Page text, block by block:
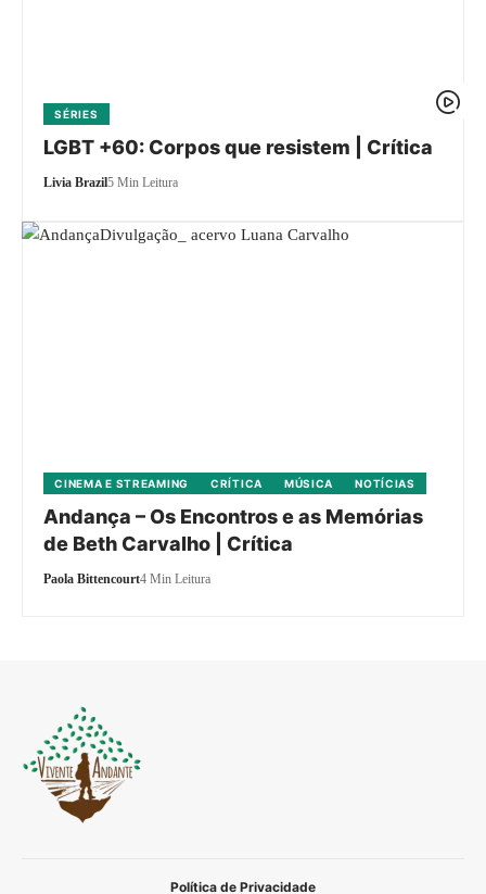
SÉRIES
LGBT +60: Corpos que resistem | Crítica
Livia Brazil5 Min Leitura
CINEMA E STREAMING CRÍTICA MÚSICA NOTÍCIAS
Andança – Os Encontros e as Memórias
de Beth Carvalho | Crítica
Paola Bittencourt4 Min Leitura
Política de Privacidade